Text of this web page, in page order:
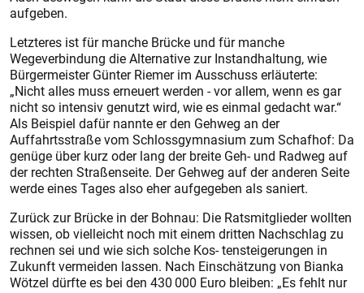
aufgeben.
Letzteres ist für manche Brücke und für manche
Wegeverbindung die Alternative zur Instandhaltung, wie
Bürgermeister Günter Riemer im Ausschuss erläuterte:
„Nicht alles muss erneuert werden - vor allem, wenn es gar
nicht so intensiv genutzt wird, wie es einmal gedacht war.“
Als Beispiel dafür nannte er den Gehweg an der
Auffahrtsstraße vom Schlossgymnasium zum Schafhof: Da
genüge über kurz oder lang der breite Geh- und Radweg auf
der rechten Straßenseite. Der Gehweg auf der anderen Seite
werde eines Tages also eher aufgegeben als saniert.
Zurück zur Brücke in der Bohnau: Die Ratsmitglieder wollten
wissen, ob vielleicht noch mit einem dritten Nachschlag zu
rechnen sei und wie sich solche Kos- tensteigerungen in
Zukunft vermeiden lassen. Nach Einschätzung von Bianka
Wötzel dürfte es bei den 430 000 Euro bleiben: „Es fehlt nur